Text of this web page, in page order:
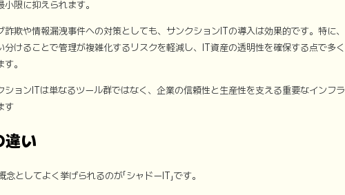
限に抑えられます。
欺や情報漏洩事件への対策としても、サンクションITの導入は効果的です。特に、
分けることで管理が複雑化するリスクを軽減し、IT資産の透明性を確保する点で多く
。
ションITは単なるツール群ではなく、企業の信頼性と生産性を支える重要なインフラ
す
違い
としてよく挙げられるのが「シャドーIT」です。